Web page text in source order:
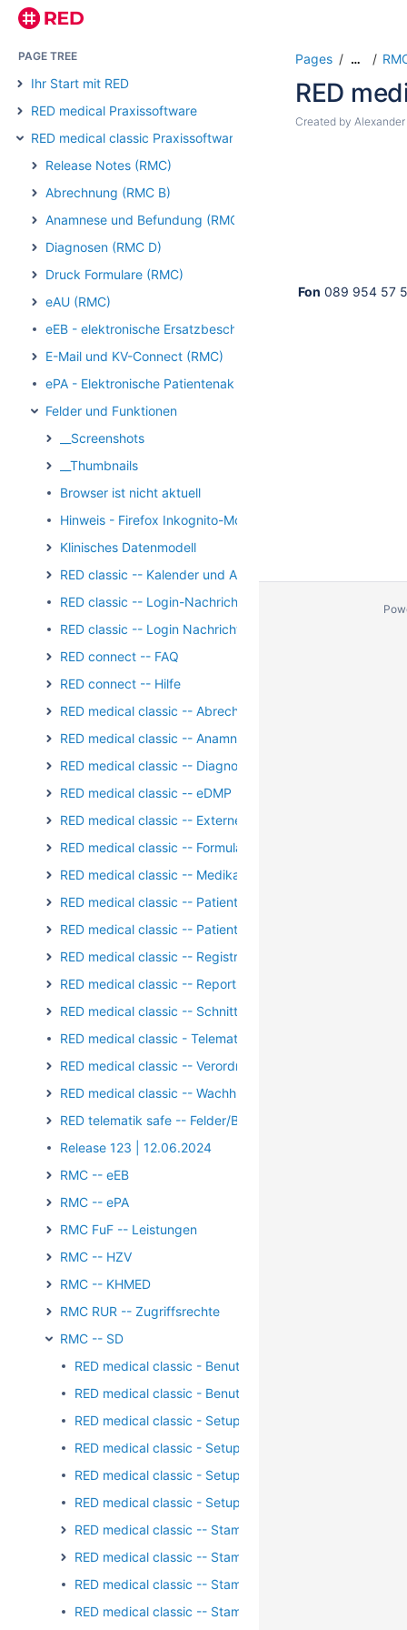
PAGE TREE
Ihr Start mit RED
RED medical Praxissoftware
RED medical classic Praxissoftware
Release Notes (RMC)
Abrechnung (RMC B)
Anamnese und Befundung (RMC)
Diagnosen (RMC D)
Druck Formulare (RMC)
eAU (RMC)
eEB - elektronische Ersatzbescheinigung (RMC)
E-Mail und KV-Connect (RMC)
ePA - Elektronische Patientenakte (RMC)
Felder und Funktionen
__Screenshots
__Thumbnails
Browser ist nicht aktuell
Hinweis - Firefox Inkognito-Modus
Klinisches Datenmodell
RED classic -- Kalender und Aufgaben
RED classic -- Login-Nachricht
RED classic -- Login Nachricht Archiv
RED connect -- FAQ
RED connect -- Hilfe
RED medical classic -- Abrechnung
RED medical classic -- Anamnese und Befundung
RED medical classic -- Diagnosen
RED medical classic -- eDMP
RED medical classic -- Externe Kommunikation
RED medical classic -- Formulare
RED medical classic -- Medikation
RED medical classic -- Patientengruppen
RED medical classic -- Patienten und Episoden
RED medical classic -- Registrierung/Login
RED medical classic -- Reports und Auswertungen
RED medical classic -- Schnittstellen
RED medical classic - Telematik - Kartenterminal - PIN-
RED medical classic -- Verordnungen
RED medical classic -- Wachhund
RED telematik safe -- Felder/Bilder
Release 123 | 12.06.2024
RMC -- eEB
RMC -- ePA
RMC FuF -- Leistungen
RMC -- HZV
RMC -- KHMED
RMC RUR -- Zugriffsrechte
RMC -- SD
RED medical classic - Benutzergruppen - Identifikation
RED medical classic - Benutzergruppen - Kontaktdaten
RED medical classic - Setup - Einschränkung LANR/
RED medical classic - Setup - KV-Connect - Keystore
RED medical classic - Setup - KV-Connect - Username
RED medical classic - Setup - Zugriffsrechte
RED medical classic -- Stammdaten - Arbeitsplatz
RED medical classic -- Stammdaten - Arzneimittel
RED medical classic -- Stammdaten -
RED medical classic -- Stammdaten - Briefvorlage
Pages …
RED
Created by
Fon 089 954 57